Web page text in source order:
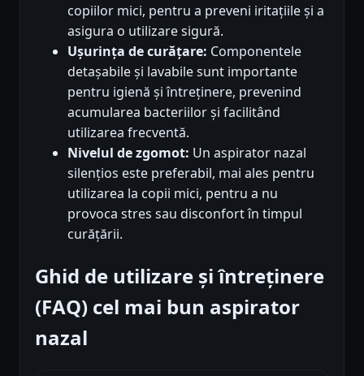
copiilor mici, pentru a preveni iritațiile și a
asigura o utilizare sigură.
Ușurința de curățare: Componentele
detașabile și lavabile sunt importante
pentru igienă și întreținere, prevenind
acumularea bacteriilor și facilitând
utilizarea frecventă.
Nivelul de zgomot: Un aspirator nazal
silențios este preferabil, mai ales pentru
utilizarea la copii mici, pentru a nu
provoca stres sau disconfort în timpul
curățării.
Ghid de utilizare și întreținere
(FAQ) cel mai bun aspirator
nazal